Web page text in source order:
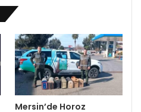
Mersin’de Horoz